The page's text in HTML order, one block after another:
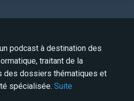
podcast à destination des
traitant de la
des dossiers thématiques et
spécialisée. Suite